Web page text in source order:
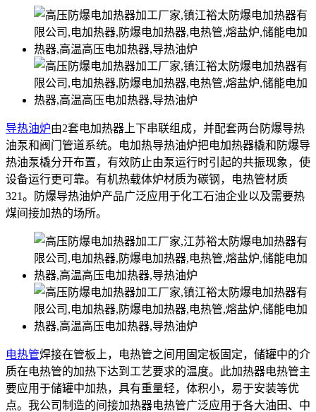
导热油炉由2套电加热器上下串联组成，并配套两台防爆导热
油泵和阀门管道系统。电加热导热油炉把电加热器橇和防爆导
热油泵橇分开布置，有效防止由泵运行时引起的共振现象，使
设备运行更可靠。有机热载体炉材质为碳钢，电热管材质
321。防爆导热油炉产品广泛应用于化工石油企业以及需要热
煤间接加热的场所。
电热管焊接在管板上，电热管之间用固定板固定，储罐中的介
质在电热管的加热下达到工艺要求的温度。此加热器电热管主
要应用于储罐中加热，具有重量轻，体积小，易于安装等优
点。我公司制造的间接加热器电热管广泛应用于各大油田、中